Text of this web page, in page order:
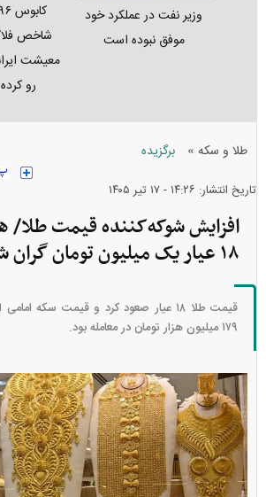
وزیر نفت در عملکرد خود
موفق نبوده است
شاخص
معیشت
رو
طلا و سکه » برگزیده
تاریخ انتشار: ۱۴:۲۶ - ۱۷ تير ۱۴۰۵
افزایش شوکه‌کننده قیمت طلا/
۱۸ عیار یک میلیون تومان گران شد
قیمت طلا ۱۸ عیار صعود کرد و قیمت سکه
۱۷۹ میلیون هزار تومان در معامله بود.